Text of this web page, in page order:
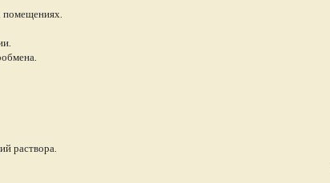
помещениях.
раствора.